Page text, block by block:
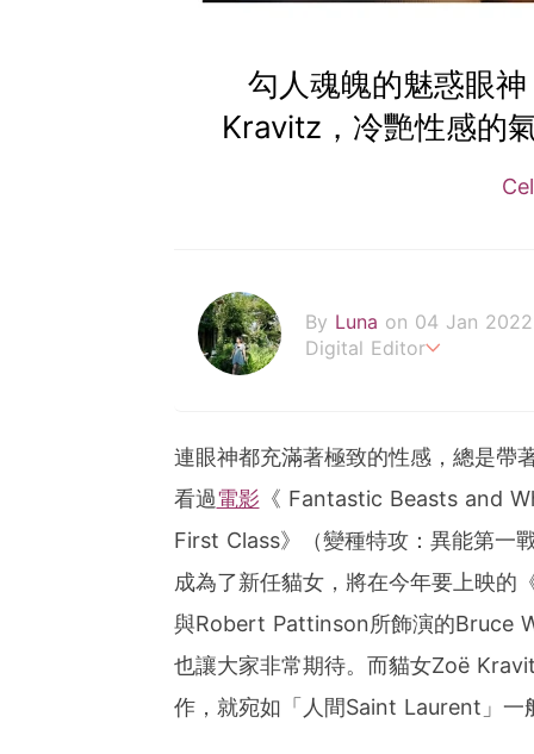
勾人魂魄的魅惑眼
Kravitz，冷艷性感的
By Luna on 04 Jan 2022
Digital Editor
透過旅行找尋理想生活的
連眼神都充滿著極致的性感，總是帶
看過電影 《 Fantastic Beasts and
First Class》（變種特攻：異能第一
成為了新任貓女，將在今年要上映的
與Robert Pattinson所飾演的Bruce
也讓大家非常期待。而貓女Zoë
作，就宛如「人間Saint Laurent」一